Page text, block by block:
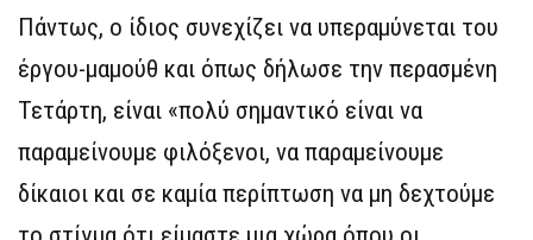
Πάντως, ο ίδιος συνεχίζει να υπεραμύνεται του
έργου-μαμούθ και όπως δήλωσε την περασμένη
Τετάρτη, είναι «πολύ σημαντικό είναι να
παραμείνουμε φιλόξενοι, να παραμείνουμε
δίκαιοι και σε καμία περίπτωση να μη δεχτούμε